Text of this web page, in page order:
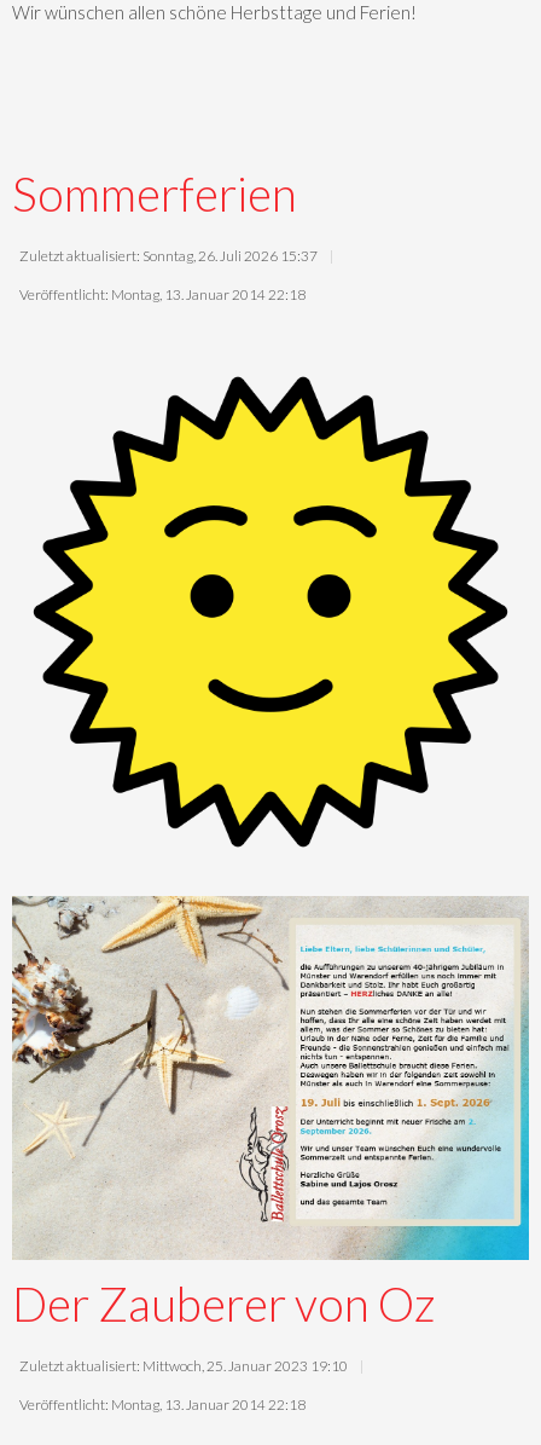
Wir wünschen allen schöne Herbsttage und Ferien!
Sommerferien
Zuletzt aktualisiert: Sonntag, 26. Juli 2026 15:37
Veröffentlicht: Montag, 13. Januar 2014 22:18
Der Zauberer von Oz
Zuletzt aktualisiert: Mittwoch, 25. Januar 2023 19:10
Veröffentlicht: Montag, 13. Januar 2014 22:18